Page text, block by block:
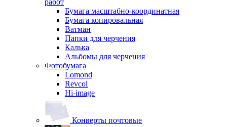
работ
Бумага масштабно-координатная
Бумага копировальная
Ватман
Папки для черчения
Калька
Альбомы для черчения
Фотобумага
Lomond
Revcol
Hi-image
Конверты почтовые